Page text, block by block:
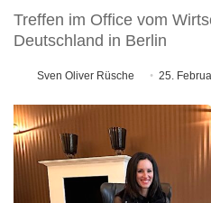
Treffen im Office vom
Deutschland in Berlin
Sven Oliver Rüsche 25.